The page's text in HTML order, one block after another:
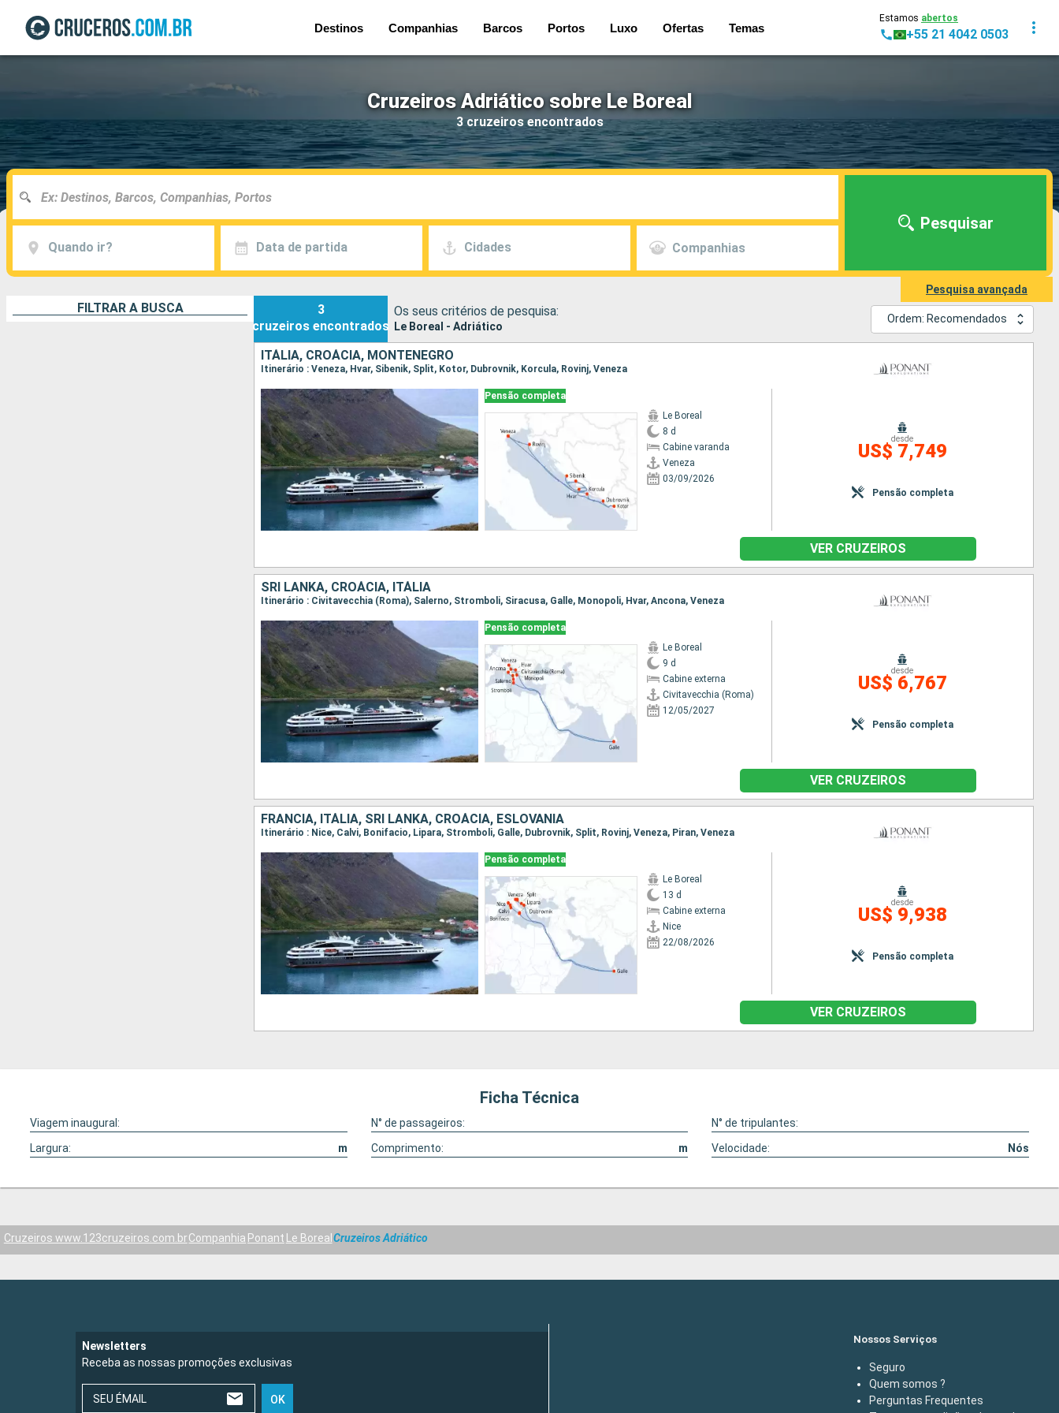
Destinos Companhias Barcos Portos Luxo Ofertas Temas
Estamos abertos
+55 21 4042 0503
Cruzeiros Adriático sobre Le Boreal
3 cruzeiros encontrados
Quando ir? Data de partida Cidades Companhias
Pesquisar
Pesquisa avançada
FILTRAR A BUSCA
3
cruzeiros encontrados
Os seus critérios de pesquisa:
Le Boreal - Adriático
Ordem: Recomendados
ITÁLIA, CROÁCIA, MONTENEGRO
Itinerário : Veneza, Hvar, Sibenik, Split, Kotor, Dubrovnik, Korcula, Rovinj, Veneza
Pensão completa
Le Boreal
8 d
Cabine varanda
Veneza
03/09/2026
desde
US$ 7,749
Pensão completa
VER CRUZEIROS
SRI LANKA, CROÁCIA, ITÁLIA
Itinerário : Civitavecchia (Roma), Salerno, Stromboli, Siracusa, Galle, Monopoli, Hvar, Ancona, Veneza
Pensão completa
Le Boreal
9 d
Cabine externa
Civitavecchia (Roma)
12/05/2027
desde
US$ 6,767
Pensão completa
VER CRUZEIROS
FRANCIA, ITÁLIA, SRI LANKA, CROÁCIA, ESLOVÃNIA
Itinerário : Nice, Calvi, Bonifacio, Lipara, Stromboli, Galle, Dubrovnik, Split, Rovinj, Veneza, Piran, Veneza
Pensão completa
Le Boreal
13 d
Cabine externa
Nice
22/08/2026
desde
US$ 9,938
Pensão completa
VER CRUZEIROS
Ficha Técnica
Viagem inaugural: N° de passageiros:
N° de tripulantes:
Largura:
m Comprimento: m Velocidade: Nós
Cruzeiros www.123cruzeiros.com.brCompanhia Ponant Le Boreal Cruzeiros Adriático
Newsletters
Receba as nossas promoções exclusivas
SEU ÉMAIL OK
Nossos Serviços
Seguro
Quem somos ?
Perguntas Frequentes